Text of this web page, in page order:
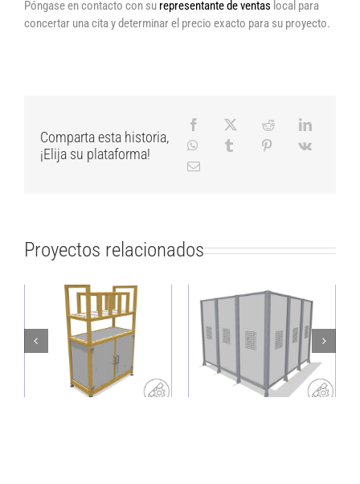
Póngase en contacto con su representante de ventas local para
concertar una cita y determinar el precio exacto para su proyecto.
Comparta esta historia,
¡Elija su plataforma!
Proyectos relacionados
Estante ligero y
sostenible con
sistema de
ordenación
Valla protectora
resistente como
solución para las
esquinas